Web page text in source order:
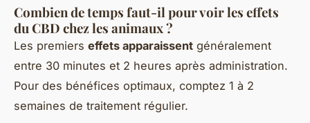
Combien de temps faut-il pour voir les effets
du CBD chez les animaux ?
Les premiers effets apparaissent généralement
entre 30 minutes et 2 heures après administration.
Pour des bénéfices optimaux, comptez 1 à 2
semaines de traitement régulier.